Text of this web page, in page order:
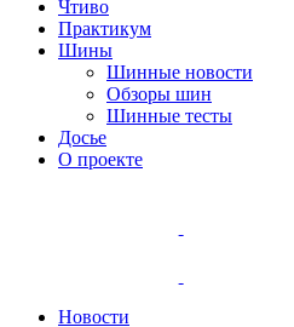
Чтиво
Практикум
Шины
Шинные новости
Обзоры шин
Шинные тесты
Досье
О проекте
Новости